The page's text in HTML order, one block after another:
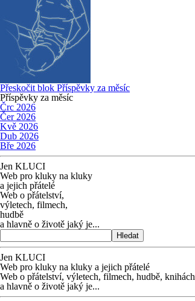
Přeskočit blok Příspěvky za měsíc
Příspěvky za měsíc
Črc 2026
Čer 2026
Kvě 2026
Dub 2026
Bře 2026
Jen KLUCI
Web pro kluky na kluky
a jejich přátelé
Web o přátelství,
výletech, filmech,
hudbě
a hlavně o životě jaký je...
Hledat
Jen KLUCI
Web pro kluky na kluky a jejich přátelé
Web o přátelství, výletech, filmech, hudbě, knihách
a hlavně o životě jaký je...